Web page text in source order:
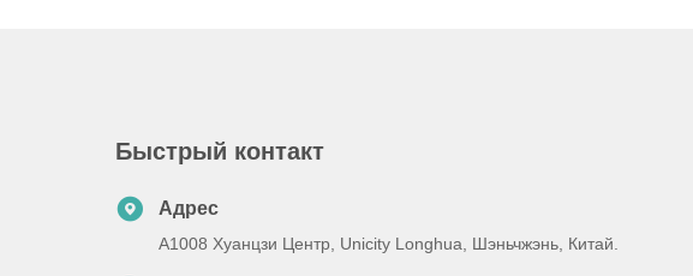
Быстрый контакт
Адрес
A1008 Хуанцзи Центр, Unicity Longhua, Шэньчжэнь, Китай.